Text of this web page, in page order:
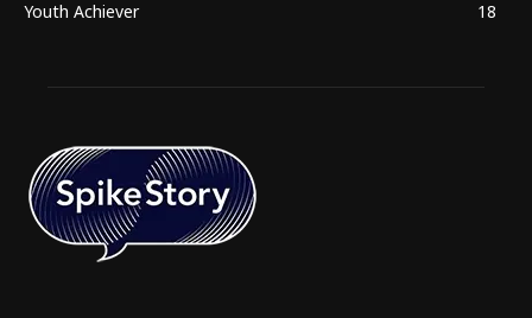
Youth Achiever
18